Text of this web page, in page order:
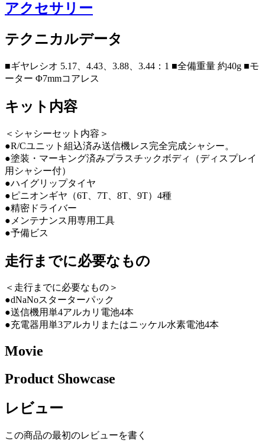
アクセサリー
テクニカルデータ
■ギヤレシオ 5.17、4.43、3.88、3.44：1 ■全備重量 約40g ■モ
ーター Φ7mmコアレス
キット内容
＜シャシーセット内容＞
●R/Cユニット組込済み送信機レス完全完成シャシー。
●塗装・マーキング済みプラスチックボディ（ディスプレイ
用シャシー付）
●ハイグリップタイヤ
●ピニオンギヤ（6T、7T、8T、9T）4種
●精密ドライバー
●メンテナンス用専用工具
●予備ビス
走行までに必要なもの
＜走行までに必要なもの＞
●dNaNoスターターパック
●送信機用単4アルカリ電池4本
●充電器用単3アルカリまたはニッケル水素電池4本
Movie
Product Showcase
レビュー
この商品の最初のレビューを書く